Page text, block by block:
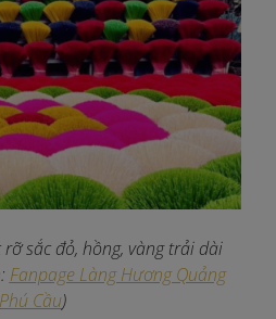
rỡ sắc đỏ, hồng, vàng trải dài
Fanpage Làng Hương Quảng
Phú Cầu)